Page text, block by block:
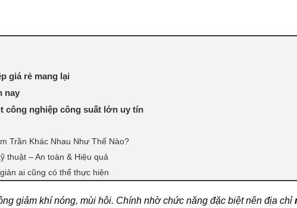
giá rẻ mang lại
nay
công nghiệp công suất lớn uy tín
Trần Khác Nhau Như Thế Nào?
thuật – An toàn & Hiệu quả
ai cũng có thể thực hiện
giảm khí nóng, mùi hôi. Chính nhờ chức năng đặc biệt nên địa chỉ